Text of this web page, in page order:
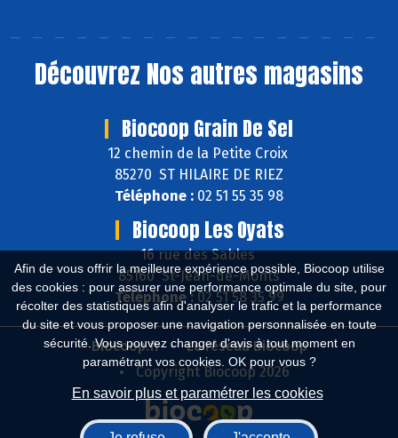
Afin de vous offrir la meilleure expérience possible, Biocoop utilise
des cookies : pour assurer une performance optimale du site, pour
récolter des statistiques afin d'analyser le trafic et la performance
du site et vous proposer une navigation personnalisée en toute
sécurité. Vous pouvez changer d'avis à tout moment en
paramétrant vos cookies. OK pour vous ?
En savoir plus et paramétrer les cookies
Découvrez Nos autres magasins
Biocoop Grain De Sel
12 chemin de la Petite Croix
85270 ST HILAIRE DE RIEZ
Téléphone : 02 51 55 35 98
Biocoop Les Oyats
16 rue des Sables
85160 St-Jean-de-Monts
Téléphone :02 51 58 35 99
Biocoop.fr
Le réseau Biocoop
Copyright Biocoop 2026